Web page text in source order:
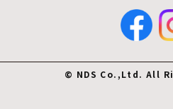
© NDS Co.,Ltd. All